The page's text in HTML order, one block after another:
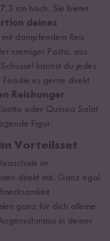
cm hoch. Sie bietet
deines
dampfendem Reis
cremiger Pasta, aus
kannst du jedes
es gerne direkt
Reishunger
oder Quinoa Salat
Figur.
Vorteilsset
im
direkt mit. Ganz egal
ganz für dich alleine
in deiner